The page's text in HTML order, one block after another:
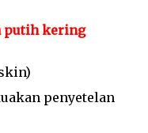
putih kering
penyetelan